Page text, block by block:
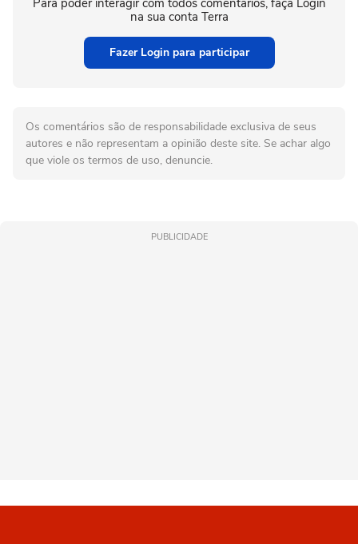
Para poder interagir com todos comentários, faça Login
na sua conta Terra
Fazer Login para participar
Os comentários são de responsabilidade exclusiva de seus
autores e não representam a opinião deste site. Se achar algo
que viole os termos de uso, denuncie.
PUBLICIDADE